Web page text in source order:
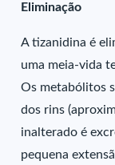
Eliminação
A tizanidina é
uma meia-vida
Os metabólitos
dos rins
inalterado é
pequena